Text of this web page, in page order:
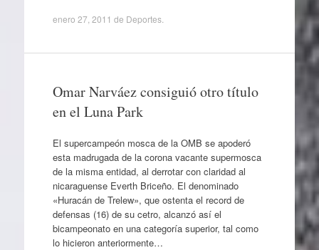
enero 27, 2011 de Deportes.
Omar Narváez consiguió otro título
en el Luna Park
El supercampeón mosca de la OMB se apoderó
esta madrugada de la corona vacante supermosca
de la misma entidad, al derrotar con claridad al
nicaraguense Everth Briceño. El denominado
«Huracán de Trelew», que ostenta el record de
defensas (16) de su cetro, alcanzó así el
bicampeonato en una categoría superior, tal como
lo hicieron anteriormente…